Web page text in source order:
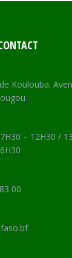
Koulouba.
– 12H30 /
00